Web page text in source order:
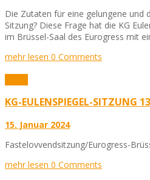
Die Zutaten für eine gelungene und
Sitzung? Diese Frage hat die KG
im Brüssel-Saal des Eurogress mit
mehr lesen 0 Comments
KG-EULENSPIEGEL-SITZUNG
15. Januar 2024
Fastelovvendsitzung/Eurogress-
mehr lesen 0 Comments